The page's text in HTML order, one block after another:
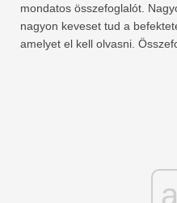
mondatos összefoglalót.
nagyon keveset tud a
amelyet el kell olvasni.